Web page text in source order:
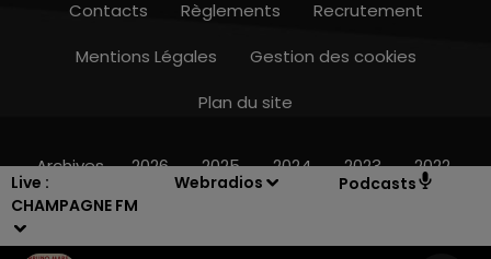
Live :
CHAMPAGNE FM
Webradios Podcasts
15h00 - 19h00
Contacts Règlements
Recrutement
Mentions Légales
Gestion des cookies
Plan du site
Archives 2026 2025 2024 2023 2022